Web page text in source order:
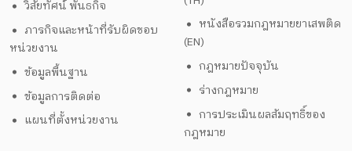
วิสัยทัศน์ พันธกิจ
ภารกิจและหน้าที่รับผิดชอบ
หน่วยงาน
ข้อมูลพื้นฐาน
ข้อมูลการติดต่อ
แผนที่ตั้งหน่วยงาน
หนังสือรวมกฎหมายยาเสพติด
(EN)
กฎหมายปัจจุบัน
ร่างกฎหมาย
การประเมินผลสัมฤทธิ์ของ
กฎหมาย